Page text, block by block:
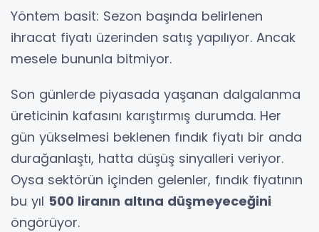
Yöntem basit: Sezon başında belirlenen
ihracat fiyatı üzerinden satış yapılıyor. Ancak
mesele bununla bitmiyor.
Son günlerde piyasada yaşanan dalgalanma
üreticinin kafasını karıştırmış durumda. Her
gün yükselmesi beklenen fındık fiyatı bir anda
durağanlaştı, hatta düşüş sinyalleri veriyor.
Oysa sektörün içinden gelenler, fındık fiyatının
bu yıl 500 liranın altına düşmeyeceğini
öngörüyor.